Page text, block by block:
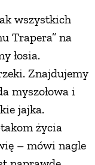
wszystkich
Trapera” na
łosia.
Znajdujemy
myszołowa i
jajka.
życia
– mówi nagle